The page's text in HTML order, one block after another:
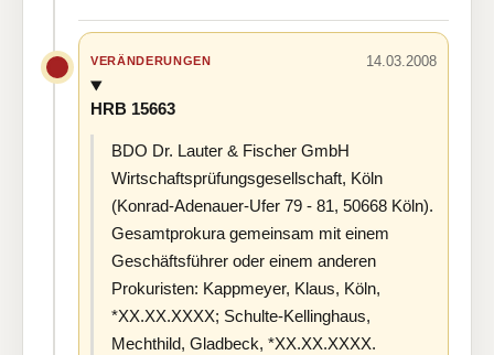
VERÄNDERUNGEN 14.03.2008
HRB 15663
BDO Dr. Lauter & Fischer GmbH
Wirtschaftsprüfungsgesellschaft, Köln
(Konrad-Adenauer-Ufer 79 - 81, 50668 Köln).
Gesamtprokura gemeinsam mit einem
Geschäftsführer oder einem anderen
Prokuristen: Kappmeyer, Klaus, Köln,
*XX.XX.XXXX; Schulte-Kellinghaus,
Mechthild, Gladbeck, *XX.XX.XXXX.